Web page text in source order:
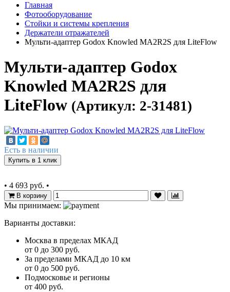
Главная
Фотооборудование
Стойки и системы крепления
Держатели отражателей
Мульти-адаптер Godox Knowled MA2R2S для LiteFlow
Мульти-адаптер Godox
Knowled MA2R2S для
LiteFlow (Артикул: 2-31481)
Есть в наличии
Купить в 1 клик
• 4 693 руб. •
В корзину
Мы принимаем:
Варианты доставки:
Москва в пределах МКАД
от 0 до 300 руб.
За пределами МКАД до 10 км
от 0 до 500 руб.
Подмосковье и регионы
от 400 руб.